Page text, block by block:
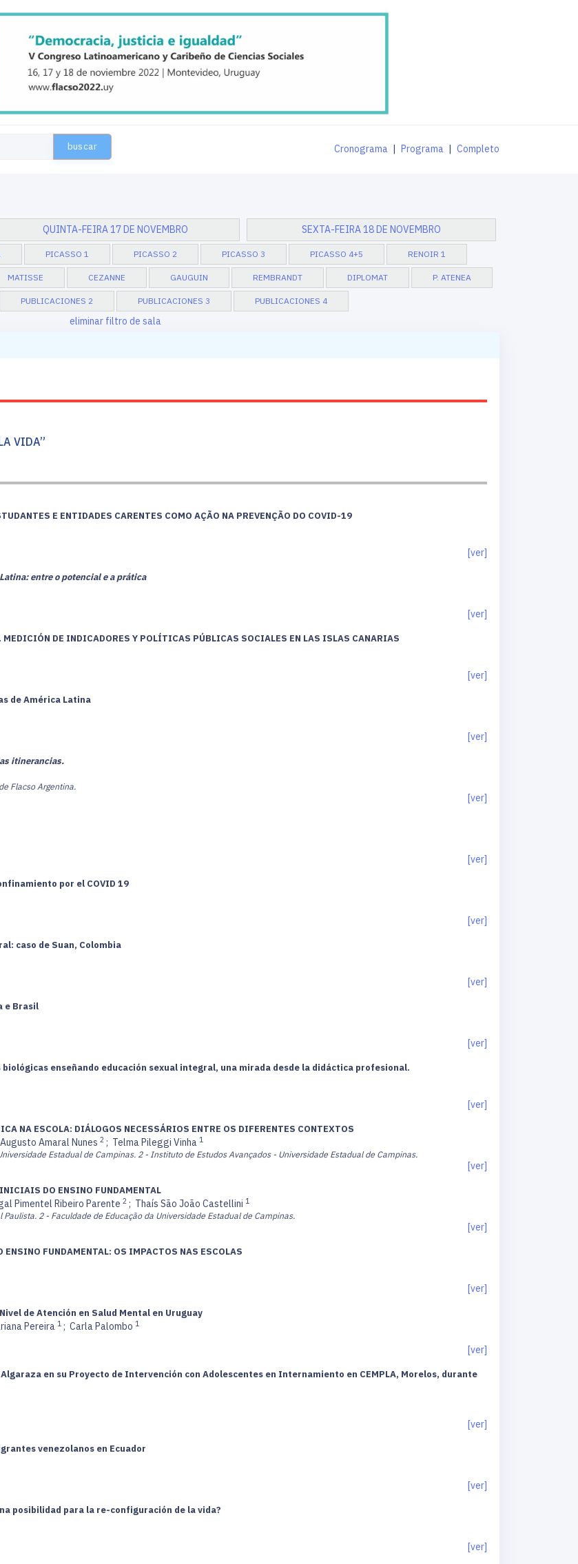
buscar Cronograma | Programa | Completo
QUINTA-FEIRA 17 DE NOVEMBRO SEXTA-FEIRA 18 DE NOVEMBRO
PICASSO 1 PICASSO 2 PICASSO 3 PICASSO 4+5 RENOIR 1
MATISSE CEZANNE GAUGUIN REMBRANDT DIPLOMAT P. ATENEA
PUBLICACIONES 2 PUBLICACIONES 3 PUBLICACIONES 4
eliminar filtro de sala
VIDA”
E ENTIDADES CARENTES COMO AÇÃO NA PREVENÇÃO DO COVID-19
[ver]
entre o potencial e a prática
[ver]
DE INDICADORES Y POLÍTICAS PÚBLICAS SOCIALES EN LAS ISLAS CANARIAS
[ver]
de América Latina
[ver]
itinerancias.
Flacso Argentina.
[ver]
[ver]
por el COVID 19
[ver]
caso de Suan, Colombia
[ver]
e Brasil
[ver]
enseñando educación sexual integral, una mirada desde la didáctica profesional.
[ver]
NA ESCOLA: DIÁLOGOS NECESSÁRIOS ENTRE OS DIFERENTES CONTEXTOS
Amaral Nunes 2 ; Telma Pileggi Vinha 1
Estadual de Campinas. 2 - Instituto de Estudos Avançados - Universidade Estadual de Campinas.
[ver]
DO ENSINO FUNDAMENTAL
Pimentel Ribeiro Parente 2 ; Thaís São João Castellini 1
Paulista. 2 - Faculdade de Educação da Universidade Estadual de Campinas.
[ver]
FUNDAMENTAL: OS IMPACTOS NAS ESCOLAS
[ver]
de Atención en Salud Mental en Uruguay
Pereira 1 ; Carla Palombo 1
[ver]
en su Proyecto de Intervención con Adolescentes en Internamiento en CEMPLA, Morelos, durante
[ver]
venezolanos en Ecuador
[ver]
posibilidad para la re-configuración de la vida?
[ver]